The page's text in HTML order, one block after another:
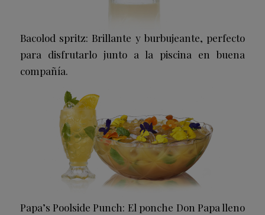
Bacolod spritz: Brillante y burbujeante, perfecto
para disfrutarlo junto a la piscina en buena
compañía.
Papa’s Poolside Punch: El ponche Don Papa lleno